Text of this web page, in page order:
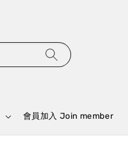
會員加入 Join member